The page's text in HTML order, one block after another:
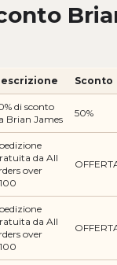
Sconto
di sconto
Brian James
50%
da All
over
da All
over